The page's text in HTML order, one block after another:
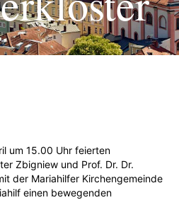
um 15.00 Uhr feierten
Zbigniew und Prof. Dr. Dr.
der Mariahilfer Kirchengemeinde
einen bewegenden